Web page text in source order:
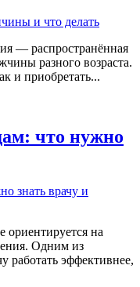
— распространённая
разного возраста.
и приобретать...
что нужно
ориентируется на
Одним из
работать эффективнее,